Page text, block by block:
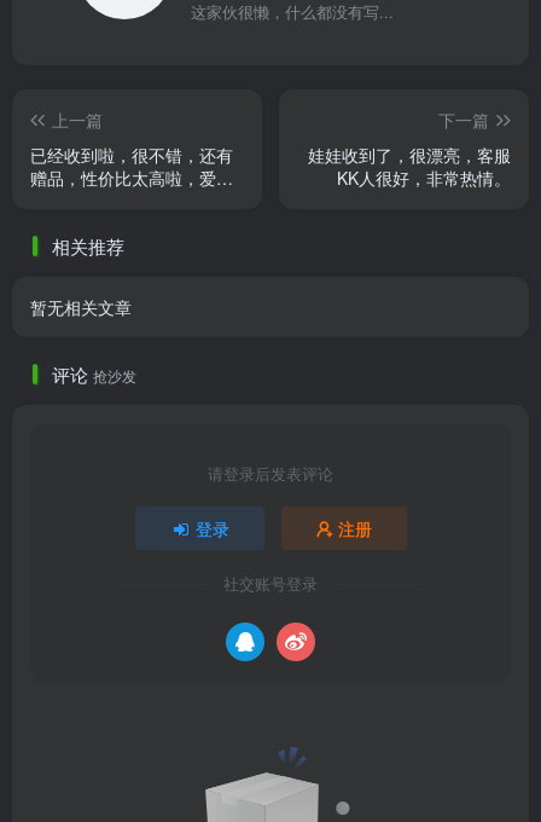
这家伙很懒，什么都没有写...
上一篇
已经收到啦，很不错，还有
赠品，性价比太高啦，爱了
从外 ......
下一篇
娃娃收到了，很漂亮，客服
KK人很好，非常热情。
相关推荐
暂无相关文章
评论 抢沙发
请登录后发表评论
登录 注册
社交账号登录